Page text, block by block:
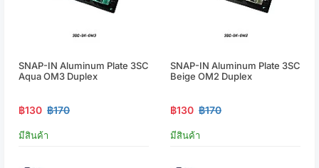
SNAP-IN Aluminum Plate 3SC
Aqua OM3 Duplex
฿130 ฿170
มีสินค้า
SNAP-IN Aluminum Plate 3SC
Beige OM2 Duplex
฿130 ฿170
มีสินค้า